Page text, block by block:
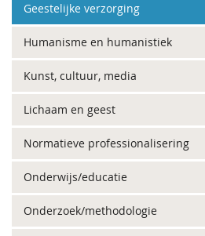
Geestelijke verzorging
Humanisme en humanistiek
Kunst, cultuur, media
Lichaam en geest
Normatieve professionalisering
Onderwijs/educatie
Onderzoek/methodologie